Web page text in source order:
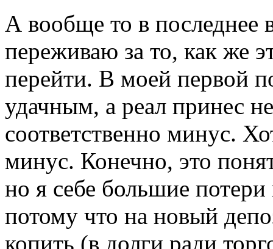
А вообще то в последнее
переживаю за то, как же
перейти. В моей первой
удачным, а реал принес
соответственно минус.
минус. Конечно, это
но я себе большие
потому что на новый
копить (в долги ради